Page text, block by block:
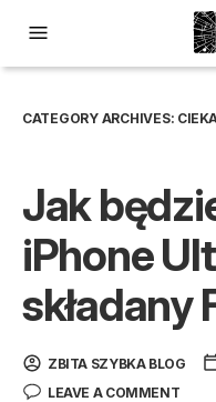
CATEGORY ARCHIVES:
Jak
iPhone
składany
ZBITA SZYBKA BLOG
LEAVE A COMMENT